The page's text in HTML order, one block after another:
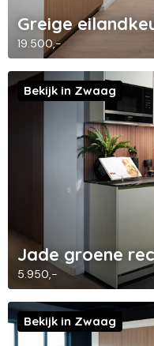
Greige
19.500,-
Jade groene
5.950,-
Bekijk in Zwaag
Bekijk in Zwaag